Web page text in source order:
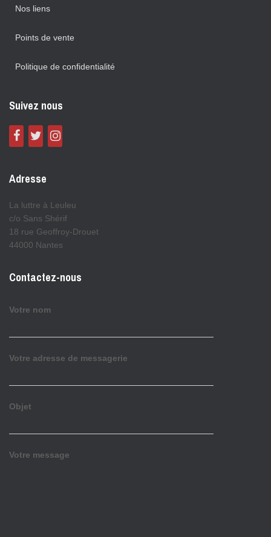
Nos liens
Points de vente
Politique de confidentialité
Suivez nous
Adresse
La luttre à Leuleu
c/o Sans Shérif
18 rue Geoffroy-Drouet
44000 Nantes
Contactez-nous
Votre nom
Votre adresse de messagerie
Objet
Votre message